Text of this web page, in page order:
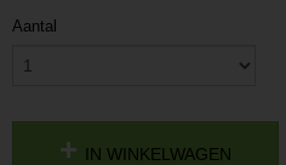
Aantal
IN WINKELWAGEN